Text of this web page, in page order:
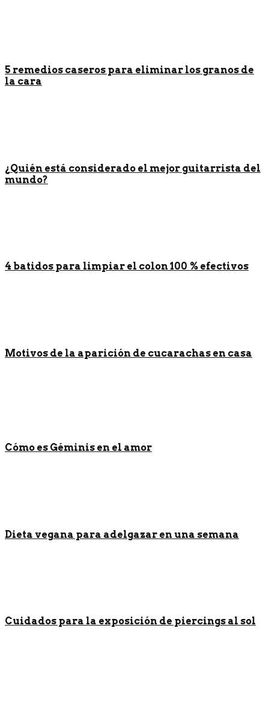
5 remedios caseros para eliminar los granos de
la cara
¿Quién está considerado el mejor guitarrista del
mundo?
4 batidos para limpiar el colon 100 % efectivos
Motivos de la aparición de cucarachas en casa
Cómo es Géminis en el amor
Dieta vegana para adelgazar en una semana
Cuidados para la exposición de piercings al sol